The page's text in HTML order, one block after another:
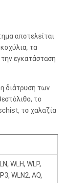
αποτελείται
τα
εγκατάσταση
διάτρυση των
το
το χαλαζία
WLH, WLP,
WLN2, AQ,